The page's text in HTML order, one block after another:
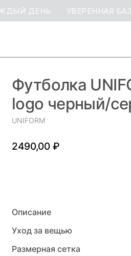
ДЕНЬ УВЕРЕННАЯ БАЗА
Футболка
logo черный/
UNIFORM
2490,00 ₽
Описание
Уход за вещью
Размерная сетка